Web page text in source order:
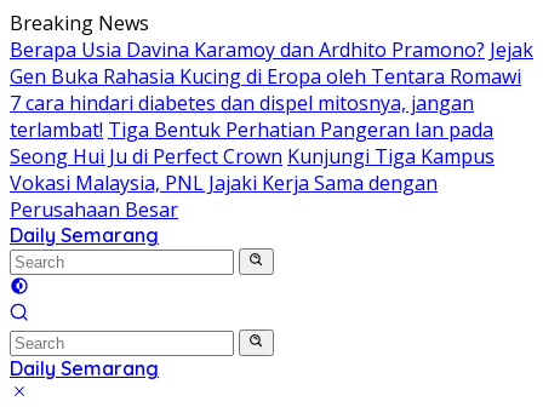
Skip
to
content
Breaking News
Berapa Usia Davina Karamoy dan Ardhito Pramono? Jejak
Gen Buka Rahasia Kucing di Eropa oleh Tentara Romawi
7 cara hindari diabetes dan dispel mitosnya, jangan
terlambat! Tiga Bentuk Perhatian Pangeran Ian pada
Seong Hui Ju di Perfect Crown Kunjungi Tiga Kampus
Vokasi Malaysia, PNL Jajaki Kerja Sama dengan
Perusahaan Besar
Daily Semarang
"Semarang
Hari
Ini:
Informasi
Terkini
untuk
Daily Semarang
"Semarang